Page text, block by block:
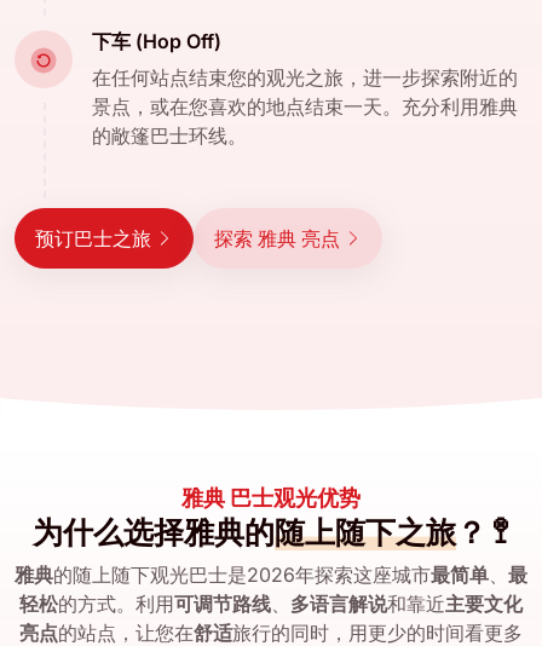
下车 (Hop Off)
在任何站点结束您的观光之旅，进一步探索附近的
景点，或在您喜欢的地点结束一天。充分利用雅典
的敞篷巴士环线。
预订巴士之旅 探索 雅典 亮点
雅典 巴士观光优势
为什么选择雅典的随上随下之旅 ？ 🚏
雅典的随上随下观光巴士是2026年探索这座城市最简单
最
轻松的方式。利用可调节路线 多语言解说和靠近主要文化
亮点的站点，让您在舒适旅行的同时，用更少的时间看更多